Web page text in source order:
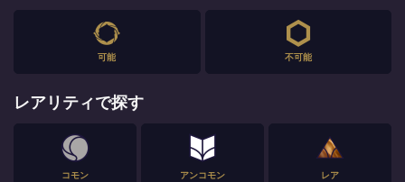
可能 不可能
レアリティで探す
コモン アンコモン レア